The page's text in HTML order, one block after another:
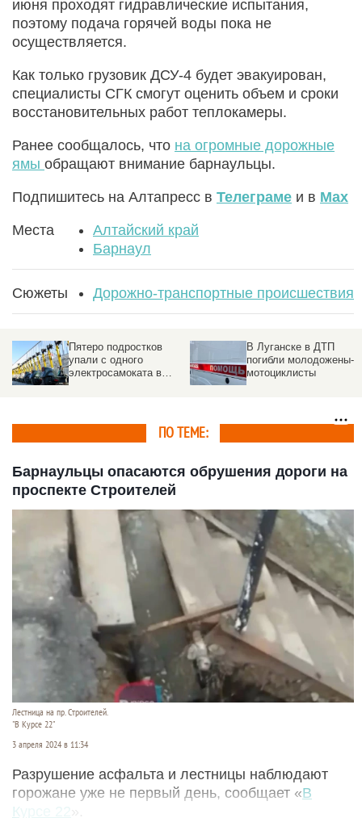
июня проходят гидравлические испытания,
поэтому подача горячей воды пока не
осуществляется.
Как только грузовик ДСУ-4 будет эвакуирован,
специалисты СГК смогут оценить объем и сроки
восстановительных работ теплокамеры.
Ранее сообщалось, что на огромные дорожные
ямы обращают внимание барнаульцы.
Подпишитесь на Алтапресс в Телеграме и в Max
Места
Алтайский край
Барнаул
Сюжеты Дорожно-транспортные происшествия
Пятеро подростков
упали с одного
электросамоката в
В Луганске в ДТП
погибли молодожены-
мотоциклисты
ПО ТЕМЕ:
Барнаульцы опасаются обрушения дороги на
проспекте Строителей
Лестница на пр. Строителей.
"В Курсе 22"
3 апреля 2024 в 11:34
Разрушение асфальта и лестницы наблюдают
горожане уже не первый день, сообщает «В
Курсе 22